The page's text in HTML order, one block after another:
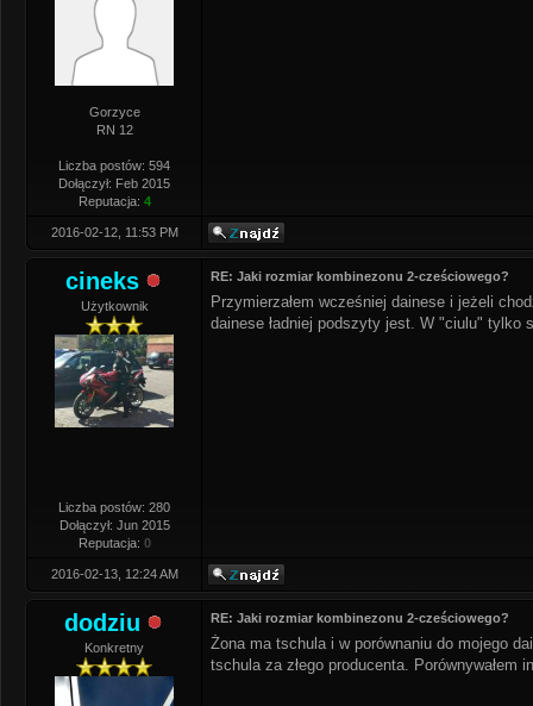
Gorzyce
RN 12
Liczba postów: 594
Dołączył: Feb 2015
Reputacja: 4
2016-02-12, 11:53 PM
cineks
Użytkownik
Liczba postów: 280
Dołączył: Jun 2015
Reputacja: 0
RE: Jaki rozmiar kombinezonu 2-cześciowego?
Przymierzałem wcześniej dainese i jeżeli
dainese ładniej podszyty jest. W "ciulu" tylko
2016-02-13, 12:24 AM
dodziu
Konkretny
RE: Jaki rozmiar kombinezonu 2-cześciowego?
Żona ma tschula i w porównaniu do mojego
tschula za złego producenta. Porównywałem